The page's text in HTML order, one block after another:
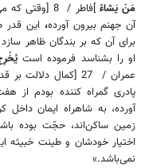
مَنْ يَشاءُ]فاطر / 8
[وقتى كه
آن جهنم بيرون آورده، اين قدر
براى آن كه بر بندگان ظاهر
او را بشناسد فرموده است
عمران /
27
[كمال دلالت بر
پادرى گمراه كننده بودم از
آورده، به شاهراه ايمان
زمين ساكن‌اند، حجّت بوده
اختيار خودشان و طينت
نمى‌باشد.»